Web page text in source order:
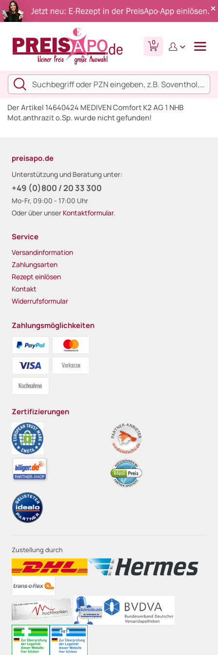
0
Der Artikel 14640424 MEDIVEN Comfort K2 AG 1 NHB
Mot.anthrazit o.Sp. wurde nicht gefunden!
preisapo.de
Unterstützung und Beratung unter:
+49 (0)800 / 20 33 300
Mo-Fr, 09:00 - 17:00 Uhr
Oder über unser Kontaktformular.
Service
Versandinformation
Zahlungsarten
Rezept einlösen
Kontakt
Widerrufsformular
Zahlungsmöglichkeiten
Zertifizierungen
Zustellung durch